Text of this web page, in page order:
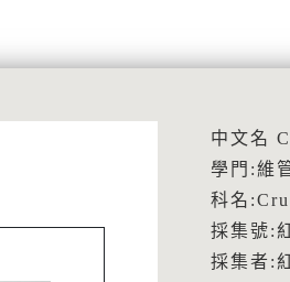
中文名
學門:維
科名
採集號:
採集者: